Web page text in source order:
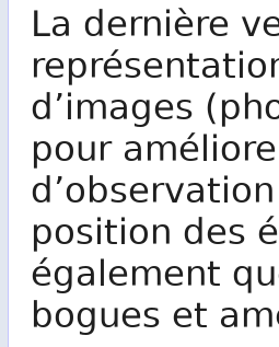
La dernière
d’images
pour
position des
également
bogues et